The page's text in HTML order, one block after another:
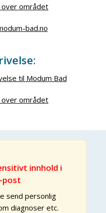
over området
bad.no
til Modum Bad
over området
innhold i
post
send personlig
diagnoser etc.